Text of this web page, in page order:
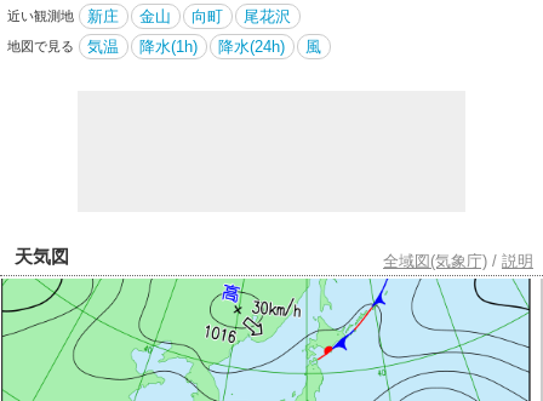
近い観測地 新庄 金山 向町 尾花沢
地図で見る 気温 降水(1h) 降水(24h) 風
天気図 全域図(気象庁) / 説明